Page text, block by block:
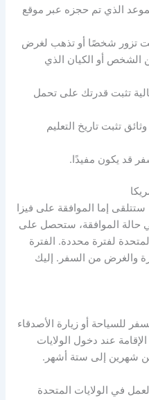
الذي تم حجزه عبر موقع
تزور شخصًا أو تذهب لغرض
الشخص أو الكيان الذي
تثبت قدرتك على تحمل
تثبت تاريخ التعليم
قد يكون مفيدًا.
ستتلقى إما الموافقة على فيزا
حالة الموافقة، ستحصل على
لفترة محددة. الفترة
والغرض من السفر. إليك
للسياحة أو زيارة الأصدقاء
الإقامة عند دخول الولايات
شهرين إلى ستة أشهر.
في الولايات المتحدة